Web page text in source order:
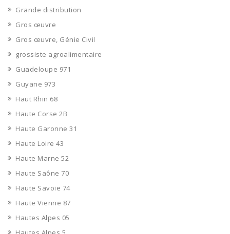
Grande distribution
Gros œuvre
Gros œuvre, Génie Civil
grossiste agroalimentaire
Guadeloupe 971
Guyane 973
Haut Rhin 68
Haute Corse 2B
Haute Garonne 31
Haute Loire 43
Haute Marne 52
Haute Saône 70
Haute Savoie 74
Haute Vienne 87
Hautes Alpes 05